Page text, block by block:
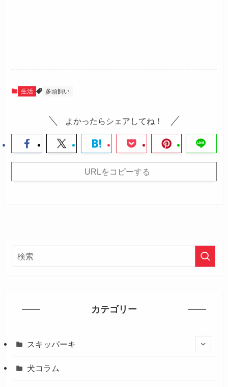
生活 多頭飼い
よかったらシェアしてね！
URLをコピーする
カテゴリー
スキッパーキ
犬コラム